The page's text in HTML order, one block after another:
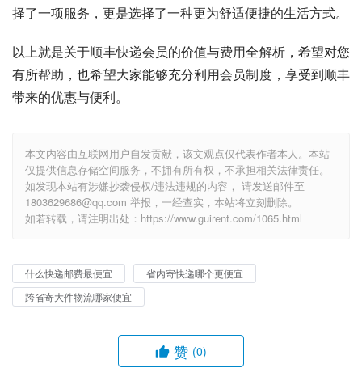
择了一项服务，更是选择了一种更为舒适便捷的生活方式。
以上就是关于顺丰快递会员的价值与费用全解析，希望对您
有所帮助，也希望大家能够充分利用会员制度，享受到顺丰
带来的优惠与便利。
本文内容由互联网用户自发贡献，该文观点仅代表作者本人。本站
仅提供信息存储空间服务，不拥有所有权，不承担相关法律责任。
如发现本站有涉嫌抄袭侵权/违法违规的内容， 请发送邮件至
1803629686@qq.com 举报，一经查实，本站将立刻删除。
如若转载，请注明出处：https://www.guirent.com/1065.html
什么快递邮费最便宜
省内寄快递哪个更便宜
跨省寄大件物流哪家便宜
赞 (0)